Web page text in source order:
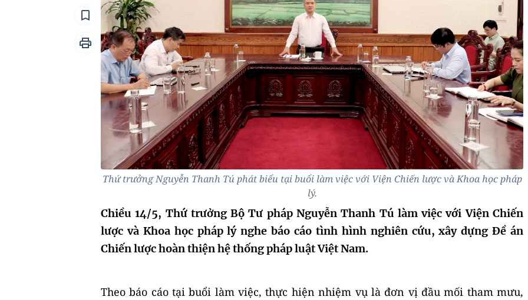
Thứ trưởng Nguyễn Thanh Tú phát biểu tại buổi làm việc với Viện Chiến lược và Khoa học pháp
lý.
Chiều 14/5, Thứ trưởng Bộ Tư pháp Nguyễn Thanh Tú làm việc với Viện Chiến
lược và Khoa học pháp lý nghe báo cáo tình hình nghiên cứu, xây dựng Đề án
Chiến lược hoàn thiện hệ thống pháp luật Việt Nam.
​Theo báo cáo tại buổi làm việc, thực hiện nhiệm vụ là đơn vị đầu mối tham mưu,